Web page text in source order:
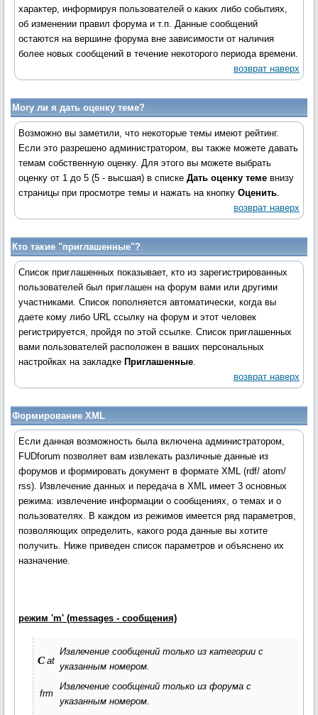
характер, информируя пользователей о каких либо событиях,
об изменении правил форума и т.п. Данные сообщений
остаются на вершине форума вне зависимости от наличия
более новых сообщений в течение некоторого периода времени.
возврат наверх
Могу ли я дать оценку теме?
Возможно вы заметили, что некоторые темы имеют рейтинг.
Если это разрешено администратором, вы также можете давать
темам собственную оценку. Для этого вы можете выбрать
оценку от 1 до 5 (5 - высшая) в списке Дать оценку теме внизу
страницы при просмотре темы и нажать на кнопку Оценить.
возврат наверх
Кто такие "приглашенные"?
Список приглашенных показывает, кто из зарегистрированных
пользователей был приглашен на форум вами или другими
участниками. Список пополняется автоматически, когда вы
даете кому либо URL ссылку на форум и этот человек
регистрируется, пройдя по этой ссылке. Список приглашенных
вами пользователей расположен в ваших персональных
настройках на закладке Приглашенные.
возврат наверх
Формирование XML
Если данная возможность была включена администратором,
FUDforum позволяет вам извлекать различные данные из
форумов и формировать документ в формате XML (rdf/ atom/
rss). Извлечение данных и передача в XML имеет 3 основных
режима: извлечение информации о сообщениях, о темах и о
пользователях. В каждом из режимов имеется ряд параметров,
позволяющих определить, какого рода данные вы хотите
получить. Ниже приведен список параметров и объяснено их
назначение.
режим 'm' (messages - сообщения)
c at
Извлечение сообщений только из категории с
указанным номером.
frm
Извлечение сообщений только из форума с
указанным номером.